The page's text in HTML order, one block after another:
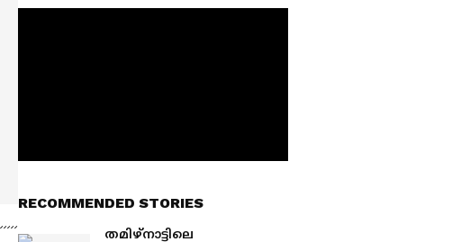
RECOMMENDED STORIES
തമിഴ്നാട്ടിലെ